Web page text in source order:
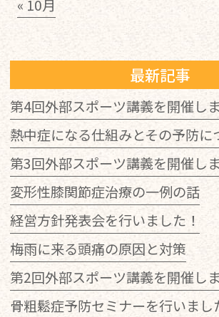
« 10月
最新記事
第4回外部スポーツ講義を開催し
熱中症になる仕組みとその予防に
第3回外部スポーツ講義を開催し
変形性膝関節症治療の一例の話
経営方針発表会を行いました！
梅雨に来る頭痛の原因と対策
第2回外部スポーツ講義を開催し
骨粗鬆症予防セミナーを行いまし